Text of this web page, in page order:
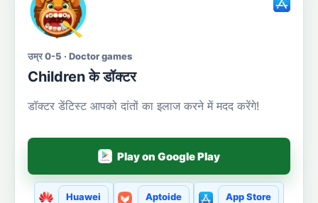
उम्र 0-5 · Doctor games
Сhildren के डॉक्टर
डॉक्टर डेंटिस्ट आपको दांतों का इलाज करने में मदद करेंगे!
Play on Google Play
Huawei Aptoide App Store